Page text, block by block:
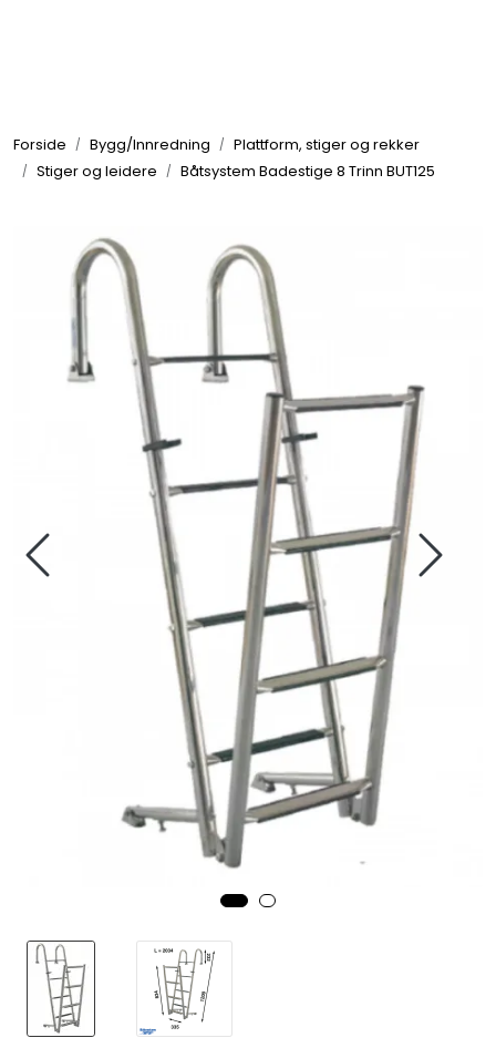
Forside Bygg/Innredning
Plattform, stiger og rekker
Stiger og leidere
Båtsystem Badestige 8 Trinn BUT125
Elektrisk
Komfort
VVS
Motor/Styring
Fortøyning
Fritid/Sikkerhet
Båtpleie/Opplag